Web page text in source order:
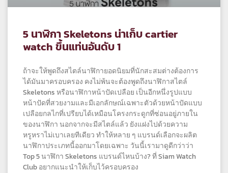
5 นาฬิกา Skeletons น่าเก็บ cartier
watch ขึ้นแท่นอันดับ 1
ถ้าจะให้พูดถึงสไตล์นาฬิกายอดนิยมที่นักสะสมต่างต้องการ
ได้มันมาครอบครอง คงไม่พ้นจะต้องพูดถึงนาฬิกาสไตล์
Skeletons หรือนาฬิกาหน้าปัดเปลือย เป็นอีกหนึ่งรูปแบบ
หน้าปัดที่สวยงามและมีเอกลักษณ์เฉพาะตัวด้วยหน้าปัดแบบ
เปลือยกลไกที่เปรียบได้เหมือนโครงกระดูกที่ซ่อนอยู่ภายใน
ของนาฬิกา นอกจากจะมีสไตล์แล้ว ยังแฝงไปด้วยความ
หรูหราไม่เบาเลยทีเดียว ทำให้หลาย ๆ แบรนด์เลือกจะผลิต
นาฬิกาประเภทนี้ออกมาโดยเฉพาะ วันนี้เรามาดูดีกว่าว่า
Top 5 นาฬิกา Skeletons แบรนด์ไหนบ้าง? ที่ Siam Watch
Club อยากแนะนำให้เก็บไว้ครอบครอง